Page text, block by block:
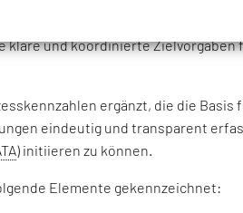
klare und koordinierte Zielvorgaben
ergänzt, die die
eindeutig und transparent
) initiieren zu können.
Elemente gekennzeichnet: